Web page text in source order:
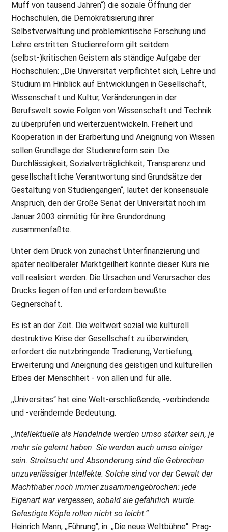
Muff von tausend Jahren“) die soziale Öffnung der
Hochschulen, die Demokratisierung ihrer
Selbstverwaltung und problemkritische Forschung und
Lehre erstritten. Studienreform gilt seitdem
(selbst-)kritischen Geistern als ständige Aufgabe der
Hochschulen: ,,Die Universität verpflichtet sich, Lehre und
Studium im Hinblick auf Entwicklungen in Gesellschaft,
Wissenschaft und Kultur, Veränderungen in der
Berufswelt sowie Folgen von Wissenschaft und Technik
zu überprüfen und weiterzuentwickeln. Freiheit und
Kooperation in der Erarbeitung und Aneignung von Wissen
sollen Grundlage der Studienreform sein. Die
Durchlässigkeit, Sozialverträglichkeit, Transparenz und
gesellschaftliche Verantwortung sind Grundsätze der
Gestaltung von Studiengängen“, lautet der konsensuale
Anspruch, den der Große Senat der Universität noch im
Januar 2003 einmütig für ihre Grundordnung
zusammenfaßte.
Unter dem Druck von zunächst Unterfinanzierung und
später neoliberaler Marktgeilheit konnte dieser Kurs nie
voll realisiert werden. Die Ursachen und Verursacher des
Drucks liegen offen und erfordern bewußte
Gegnerschaft.
Es ist an der Zeit. Die weltweit sozial wie kulturell
destruktive Krise der Gesellschaft zu überwinden,
erfordert die nutzbringende Tradierung, Vertiefung,
Erweiterung und Aneignung des geistigen und kulturellen
Erbes der Menschheit - von allen und für alle.
,,Universitas“ hat eine Welt-erschließende, -verbindende
und -verändernde Bedeutung.
,,Intellektuelle als Handelnde werden umso stärker sein, je
mehr sie gelernt haben. Sie werden auch umso einiger
sein. Streitsucht und Absonderung sind die Gebrechen
unzuverlässiger Intellekte. Solche sind vor der Gewalt der
Machthaber noch immer zusammengebrochen: jede
Eigenart war vergessen, sobald sie gefährlich wurde.
Gefestigte Köpfe rollen nicht so leicht.“
Heinrich Mann, ,,Führung“, in: ,,Die neue Weltbühne“. Prag-